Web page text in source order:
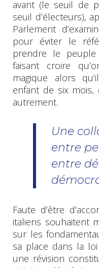
avant (le seuil de
seuil d’électeurs),
Parlement
pour éviter le
prendre le
faisant croire
magique alors
enfant de six mois,
autrement.
Une
entre
entre
Faute d’être
italiens souhaitent
sur les
sa place dans la
une révision